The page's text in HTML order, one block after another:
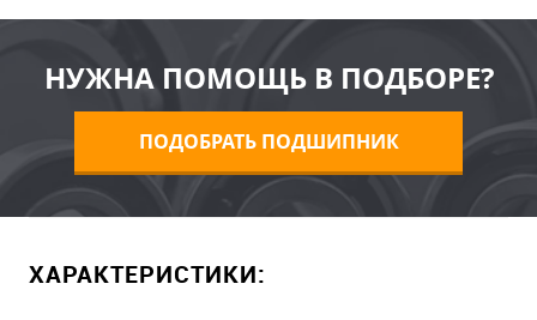
НУЖНА ПОМОЩЬ В ПОДБОРЕ?
ПОДОБРАТЬ ПОДШИПНИК
ХАРАКТЕРИСТИКИ: